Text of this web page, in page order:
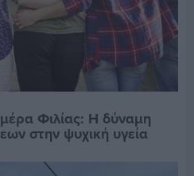
Φιλίας: Η δύναμη
στην ψυχική υγεία